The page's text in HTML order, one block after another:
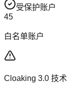
受保护账户
45
白名单账户
Cloaking 3.0 技术